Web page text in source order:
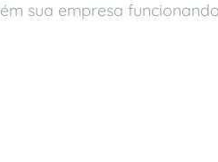
sua empresa